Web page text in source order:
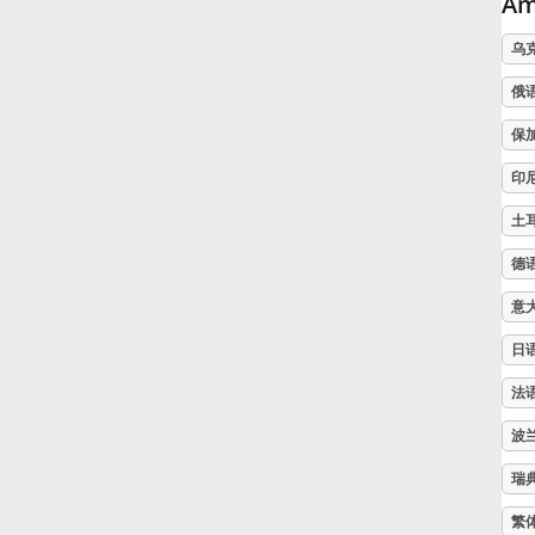
乌
俄
保
印
土
德
意
日
法
波
瑞
繁